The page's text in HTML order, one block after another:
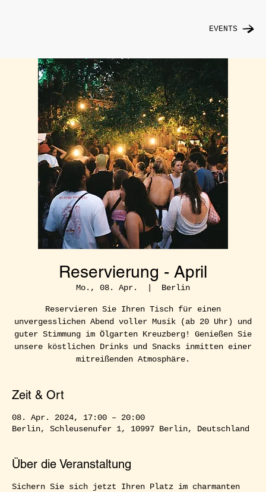
EVENTS
Reservierung - April
Mo., 08. Apr.
  |
Berlin
Reservieren Sie Ihren Tisch für einen
unvergesslichen Abend voller Musik (ab 20 Uhr) und
guter Stimmung im Ölgarten Kreuzberg! Genießen Sie
unsere köstlichen Drinks und Snacks inmitten einer
mitreißenden Atmosphäre.
Zeit & Ort
08. Apr. 2024, 17:00 – 20:00
Berlin, Schleusenufer 1, 10997 Berlin, Deutschland
Über die Veranstaltung
Sichern Sie sich jetzt Ihren Platz im charmanten